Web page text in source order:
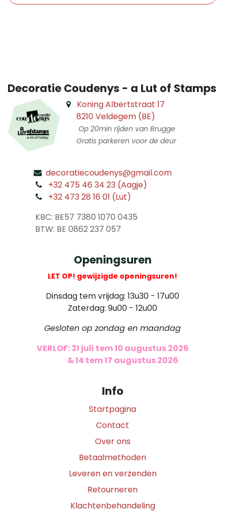
Decoratie Coudenys - a Lut of Stamps
Koning Albertstraat 17
8210 Veldegem (BE)
Op 20min rijden van Brugge
Gratis parkeren voor de deur
decoratiecoudenys@gmail.com
+32 475 46 34 23 (Aagje)
+32 473 28 16 01 (Lut)
KBC: BE57 7380 1070 0435
​ BTW: BE 0862 237 057
Openingsuren
LET OP! gewijzigde openingsuren!
Dinsdag tem vrijdag: 13u30 - 17u00
Zaterdag: 9u00 - 12u00
Gesloten op zondag en maandag
VERLOF: 31 juli tem 10 augustus 2026
& 14 tem 17 augustus 2026
Info
Startpagina
Contact
Over ons
Betaalmethoden
Leveren en verzenden
Retourneren
Klachtenbehandeling